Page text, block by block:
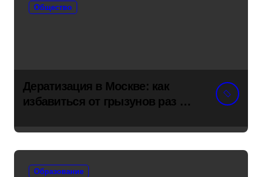
Общество
Дератизация в Москве: как
избавиться от грызунов раз и
Образование